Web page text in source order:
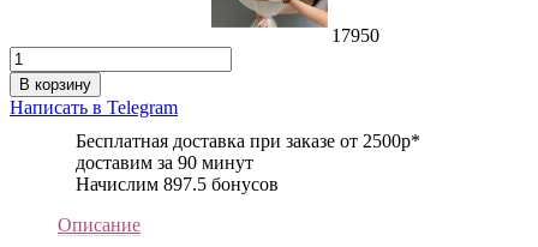
17950
В корзину
Написать в Telegram
Бесплатная доставка при заказе от 2500р*
доставим за 90 минут
Начислим 897.5 бонусов
Описание